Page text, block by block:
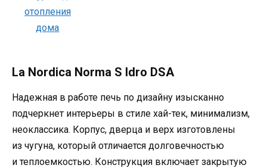
La Nordica Norma S Idro DSA
Надежная в работе печь по дизайну изысканно
подчеркнет интерьеры в стиле хай-тек, минимализм,
неоклассика. Корпус, дверца и верх изготовлены
из чугуна, который отличается долговечностью
и теплоемкостью. Конструкция включает закрытую